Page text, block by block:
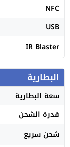
NFC
USB
IR Blaster
البطارية
سعة البطارية
قدرة الشحن
شحن سريع